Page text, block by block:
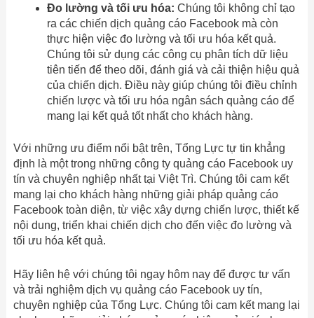
Đo lường và tối ưu hóa: Chúng tôi không chỉ tạo
ra các chiến dịch quảng cáo Facebook mà còn
thực hiện việc đo lường và tối ưu hóa kết quả.
Chúng tôi sử dụng các công cụ phân tích dữ liệu
tiên tiến để theo dõi, đánh giá và cải thiện hiệu quả
của chiến dịch. Điều này giúp chúng tôi điều chỉnh
chiến lược và tối ưu hóa ngân sách quảng cáo để
mang lại kết quả tốt nhất cho khách hàng.
Với những ưu điểm nổi bật trên, Tổng Lực tự tin khẳng
định là một trong những công ty quảng cáo Facebook uy
tín và chuyên nghiệp nhất tại Việt Trì. Chúng tôi cam kết
mang lại cho khách hàng những giải pháp quảng cáo
Facebook toàn diện, từ việc xây dựng chiến lược, thiết kế
nội dung, triển khai chiến dịch cho đến việc đo lường và
tối ưu hóa kết quả.
Hãy liên hệ với chúng tôi ngay hôm nay để được tư vấn
và trải nghiệm dịch vụ quảng cáo Facebook uy tín,
chuyên nghiệp của Tổng Lực. Chúng tôi cam kết mang lại